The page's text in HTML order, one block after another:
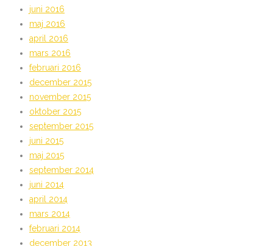
juni 2016
maj 2016
april 2016
mars 2016
februari 2016
december 2015
november 2015
oktober 2015
september 2015
juni 2015
maj 2015
september 2014
juni 2014
april 2014
mars 2014
februari 2014
december 2013